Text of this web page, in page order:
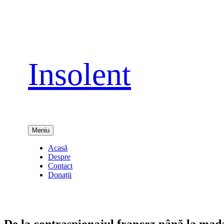
Insolent
Meniu
Acasă
Despre
Contact
Donații